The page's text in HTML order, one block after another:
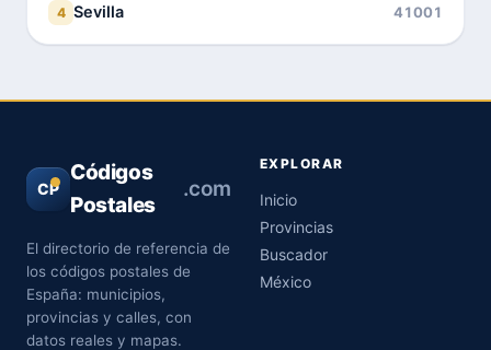
4 Sevilla 41001
CP
Códigos
Postales
.com
El directorio de referencia de
los códigos postales de
España: municipios,
provincias y calles, con
datos reales y mapas.
EXPLORAR
Inicio
Provincias
Buscador
México